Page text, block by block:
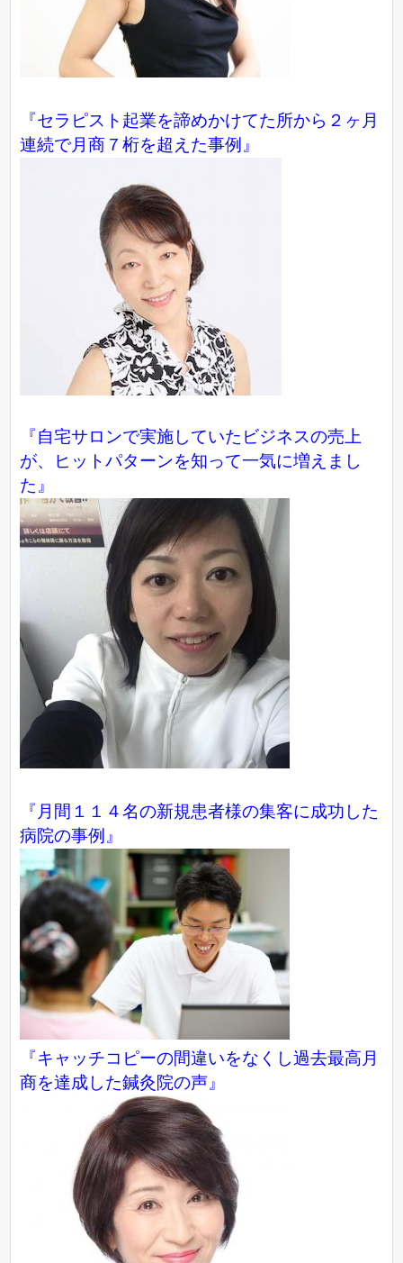
『セラピスト起業を諦めかけてた所から２ヶ月
連続で月商７桁を超えた事例』
『自宅サロンで実施していたビジネスの売上
が、ヒットパターンを知って一気に増えまし
た』
『月間１１４名の新規患者様の集客に成功した
病院の事例』
『キャッチコピーの間違いをなくし過去最高月
商を達成した鍼灸院の声』